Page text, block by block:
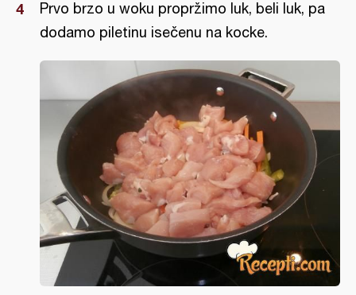
Prvo brzo u woku propržimo luk, beli luk, pa
dodamo piletinu isečenu na kocke.